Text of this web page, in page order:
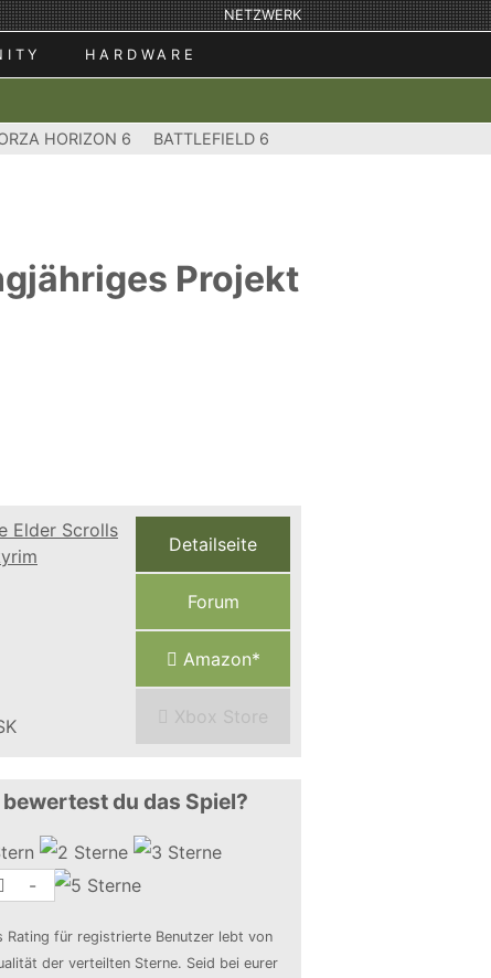
NETZWERK
HARDWARE
HORIZON 6 BATTLEFIELD 6
Projekt
Detailseite
Forum
Amazon*
Xbox Store
du das Spiel?
-
Rating für registrierte Benutzer lebt von
der verteilten Sterne. Seid bei eurer